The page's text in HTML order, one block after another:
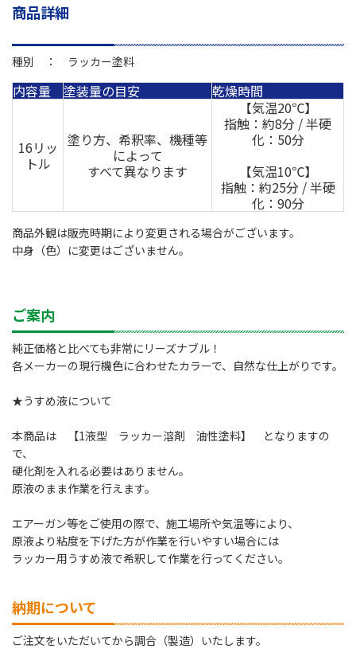
商品詳細
種別 ： ラッカー塗料
内容量 塗装量の目安 乾燥時間
16リッ
トル
塗り方、希釈率、機種等
によって
すべて異なります
【気温20℃】
指触：約8分 / 半硬
化：50分
【気温10℃】
指触：約25分 / 半硬
化：90分
商品外観は販売時期により変更される場合がございます。
中身（色）に変更はございません。
ご案内
純正価格と比べても非常にリーズナブル！
各メーカーの現行機色に合わせたカラーで、自然な仕上がりです。
★うすめ液について
本商品は 【1液型 ラッカー溶剤 油性塗料】 となりますの
で、
硬化剤を入れる必要はありません。
原液のまま作業を行えます。
エアーガン等をご使用の際で、施工場所や気温等により、
原液より粘度を下げた方が作業を行いやすい場合には
ラッカー用うすめ液で希釈して作業を行ってください。
納期について
ご注文をいただいてから調合（製造）いたします。